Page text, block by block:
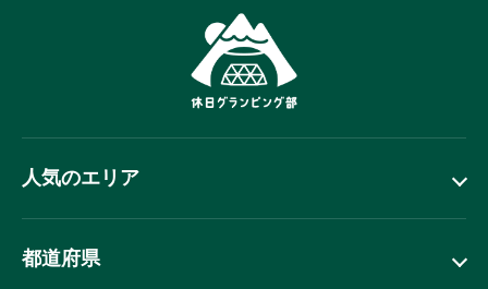
人気のエリア
都道府県